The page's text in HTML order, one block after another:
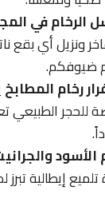
الرخام في
ونزيل أي
ضيوفكم.
رخام المطابخ
الطبيعي
الأسود
إيطالية